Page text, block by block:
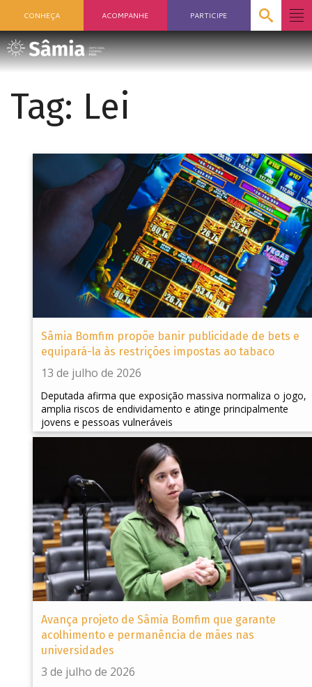
CONHEÇA ACOMPANHE PARTICIPE
Tag: Lei
Sâmia Bomfim propõe banir publicidade de bets e
equipará-la às restrições impostas ao tabaco
13 de julho de 2026
Deputada afirma que exposição massiva normaliza o jogo,
amplia riscos de endividamento e atinge principalmente
jovens e pessoas vulneráveis
Avança projeto de Sâmia Bomfim que garante
acolhimento e permanência de mães nas
universidades
3 de julho de 2026